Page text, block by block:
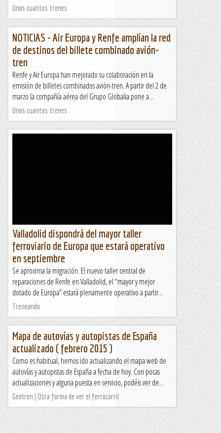
Unos cuantos trenes
NOTICIAS - Air Europa y Renfe amplían la red
de destinos del billete combinado avión-
tren
Renfe y Air Europa han mejorado su colaboración en la
emisión de billetes combinados avión-tren. A partir del 2 de
marzo la compañía aérea del Grupo Globalia pone a...
Unos cuantos trenes
Valladolid dispondrá del mayor taller
ferroviario de Europa que estará operativo
en septiembre
Se aproxima la migración. El nuevo taller central de
reparaciones de Renfe en Valladolid, el “mayor y mejor
dotado de Europa” estará plenamente operativo a partir...
Treneando
Mapa de autovías y autopistas de España
actualizado ( febrero 2015 )
Como es habitual, hemos ido actualizando el mapa web de
autovías y autopistas de España a fecha de hoy. Con pocas
actualizaciones y alguna puesta en servicio, podéis ver de...
Geotren | Otra forma de ver el ferrocarril